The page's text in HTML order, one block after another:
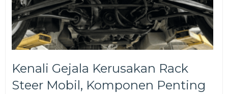
Kenali Gejala Kerusakan Rack
Steer Mobil, Komponen Penting